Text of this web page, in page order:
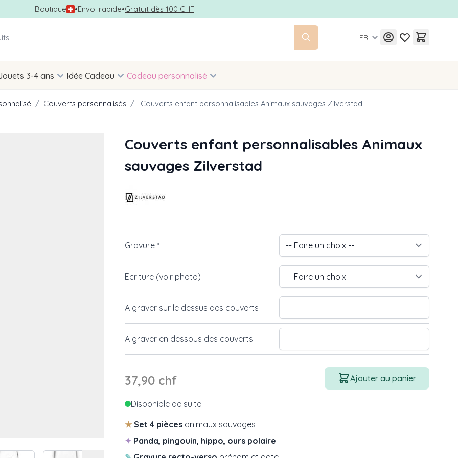
Boutique •Envoi rapide•Gratuit dès 100 CHF
FR
3-4 ans Idée Cadeau Cadeau personnalisé
/ Couverts personnalisés / Couverts enfant personnalisables Animaux sauvages Zilverstad
Couverts enfant personnalisables Animaux
sauvages Zilverstad
Gravure *
Ecriture (voir photo)
A graver sur le dessus des couverts
A graver en dessous des couverts
37,90 chf Quantité
Ajouter au panier
Disponible de suite
★ Set 4 pièces animaux sauvages
✦ Panda, pingouin, hippo, ours polaire